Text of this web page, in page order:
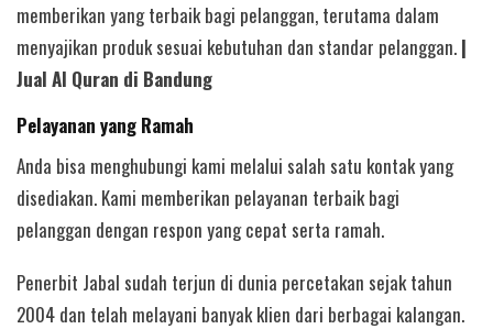
memberikan yang terbaik bagi pelanggan, terutama dalam
menyajikan produk sesuai kebutuhan dan standar pelanggan. |
Jual Al Quran di Bandung
Pelayanan yang Ramah
Anda bisa menghubungi kami melalui salah satu kontak yang
disediakan. Kami memberikan pelayanan terbaik bagi
pelanggan dengan respon yang cepat serta ramah.
Penerbit Jabal sudah terjun di dunia percetakan sejak tahun
2004 dan telah melayani banyak klien dari berbagai kalangan.